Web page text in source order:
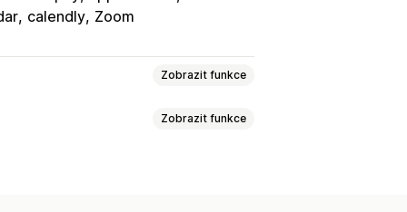
calendly Zoom
Zobrazit funkce
Zobrazit funkce